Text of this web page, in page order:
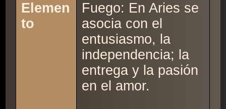
Elemen
to
Fuego: En Aries se
asocia con el
entusiasmo, la
independencia; la
entrega y la pasión
en el amor.